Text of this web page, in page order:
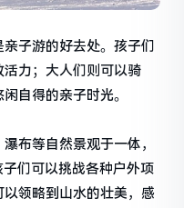
子游的好去处。孩子们
力；大人们则可以骑
自得的亲子时光。
布等自然景观于一体，
们可以挑战各种户外项
领略到山水的壮美，感